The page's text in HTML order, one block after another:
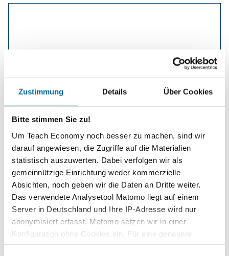
Zustimmung Details Über Cookies
Bitte stimmen Sie zu!
Um Teach Economy noch besser zu machen, sind wir
darauf angewiesen, die Zugriffe auf die Materialien
statistisch auszuwerten. Dabei verfolgen wir als
gemeinnützige Einrichtung weder kommerzielle
Absichten, noch geben wir die Daten an Dritte weiter.
Das verwendete Analysetool Matomo liegt auf einem
Server in Deutschland und Ihre IP-Adresse wird nur
anonymisiert erfasst. Matomo setzen wir in einer
Konfiguration ohne Cookies ein. Für eine genauere
Analyse bitte wir Sie, auch den optional wählbaren
Planspiele
Spielerisch wirtschaftliche
Zusammenhänge erfahren und
verstehen – mit den Planspielen
WIWAG, Ecoland und Isle of Economy